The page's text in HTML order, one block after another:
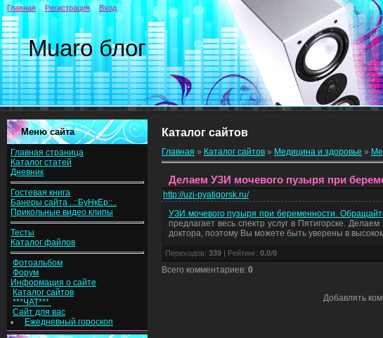
Muaro блог
Главная Регистрация Вход
Меню сайта
Главная страница
Каталог статей
Дневник
Гостевая книга
Банеры сайта ..::БуНкЕр::..
Прикольные видео клипы
Тесты
Каталог файлов
Фотоальбом
Форум
Информация о сайте
Каталог сайтов
***ЧАТ***
Сайт для вас
Ежедневный гороскоп
Каталог сайтов
Главная » Каталог сайтов » Медицина и здоровье »
Делаем УЗИ мочевого пузыря при
http://uzi-pyatigorsk.ru/
УЗИ мочевого пузыря при беременности.
предлагает весь спектр услуг в Пятигорске.
доктора, поэтому Вы можете быть уверены в
Переходов: 339 | Рейтинг: 0.0/0
Всего комментариев: 0
Добавлять